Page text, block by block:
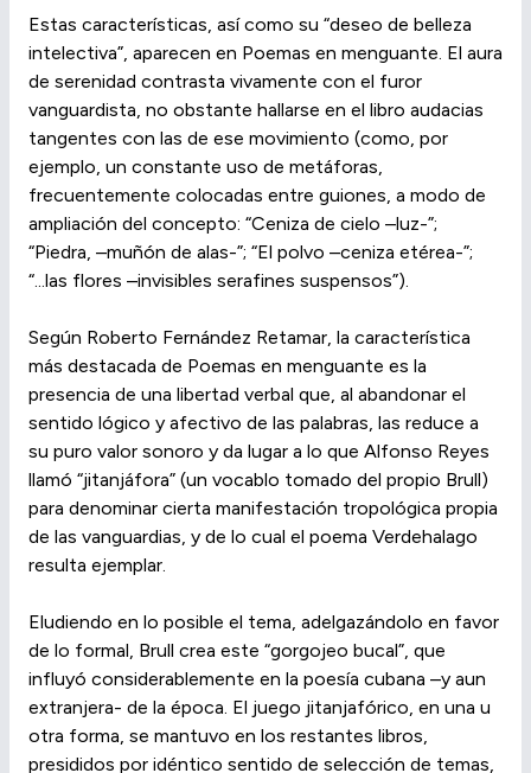
Estas características, así como su “deseo de belleza
intelectiva”, aparecen en Poemas en menguante. El aura
de serenidad contrasta vivamente con el furor
vanguardista, no obstante hallarse en el libro audacias
tangentes con las de ese movimiento (como, por
ejemplo, un constante uso de metáforas,
frecuentemente colocadas entre guiones, a modo de
ampliación del concepto: “Ceniza de cielo –luz-”;
“Piedra, –muñón de alas-”; “El polvo –ceniza etérea-”;
“...las flores –invisibles serafines suspensos”).
Según Roberto Fernández Retamar, la característica
más destacada de Poemas en menguante es la
presencia de una libertad verbal que, al abandonar el
sentido lógico y afectivo de las palabras, las reduce a
su puro valor sonoro y da lugar a lo que Alfonso Reyes
llamó “jitanjáfora” (un vocablo tomado del propio Brull)
para denominar cierta manifestación tropológica propia
de las vanguardias, y de lo cual el poema Verdehalago
resulta ejemplar.
Eludiendo en lo posible el tema, adelgazándolo en favor
de lo formal, Brull crea este “gorgojeo bucal”, que
influyó considerablemente en la poesía cubana –y aun
extranjera- de la época. El juego jitanjafórico, en una u
otra forma, se mantuvo en los restantes libros,
presididos por idéntico sentido de selección de temas,